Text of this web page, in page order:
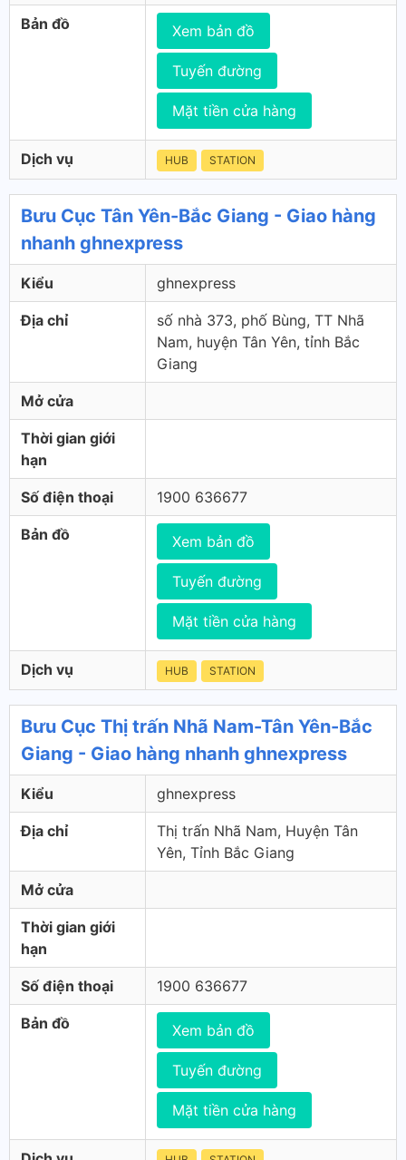
Bản đồ Xem bản đồ
Tuyến đường
Mặt tiền cửa hàng
Dịch vụ HUB STATION
Bưu Cục Tân Yên-Bắc Giang - Giao hàng
nhanh ghnexpress
Kiểu ghnexpress
Địa chỉ
số nhà 373, phố Bùng, TT Nhã
Nam, huyện Tân Yên, tỉnh Bắc
Giang
Mở cửa
Thời gian giới
hạn
Số điện thoại 1900 636677
Bản đồ Xem bản đồ
Tuyến đường
Mặt tiền cửa hàng
Dịch vụ HUB STATION
Bưu Cục Thị trấn Nhã Nam-Tân Yên-Bắc
Giang - Giao hàng nhanh ghnexpress
Kiểu ghnexpress
Địa chỉ
Thị trấn Nhã Nam, Huyện Tân
Yên, Tỉnh Bắc Giang
Mở cửa
Thời gian giới
hạn
Số điện thoại 1900 636677
Bản đồ Xem bản đồ
Tuyến đường
Mặt tiền cửa hàng